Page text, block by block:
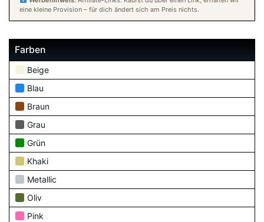
eine kleine Provision – für dich ändert sich am Preis nichts.
Farben
Beige
Blau
Braun
Grau
Grün
Khaki
Metallic
Oliv
Pink